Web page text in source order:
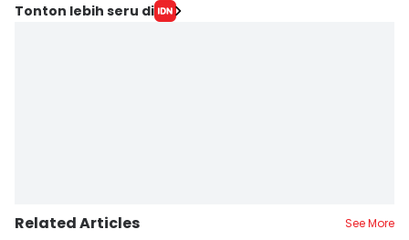
Tonton lebih seru di
Related Articles See More